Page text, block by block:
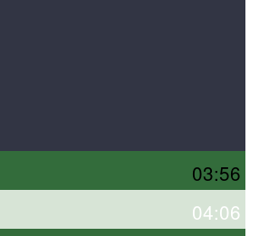
03:56
04:06